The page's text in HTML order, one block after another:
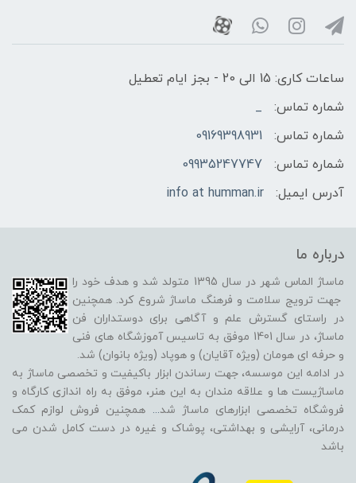
ساعات کاری: 15 الی 20 - بجز ایام تعطیل
شماره تماس:
_
شماره تماس:
09169398931
شماره تماس:
09935247747
آدرس ایمیل:
info at humman.ir
درباره ما
ماساژ الماس شهر در سال 1395 متولد شد و هدف خود را
جهت ترویج سلامت و فرهنگ ماساژ شروع کرد. همچنین
در راستای گسترش علم و آگاهی برای دوستداران فن
ماساژ، در سال 1401 موفق به تاسیس آموزشگاه های فنی
و حرفه ای هومان (ویژه آقایان) و هوپاد (ویژه بانوان) شد.
در ادامه این موسسه، جهت رساندن ابزار باکیفیت و تخصصی ماساژ به
ماساژیست ها و علاقه مندان به این هنر، موفق به راه اندازی کارگاه و
فروشگاه تخصصی ابزارهای ماساژ شد... همچنین فروش لوازم کمک
درمانی، آرایشی و بهداشتی، پوشاک و غیره در دست کامل شدن می
باشد